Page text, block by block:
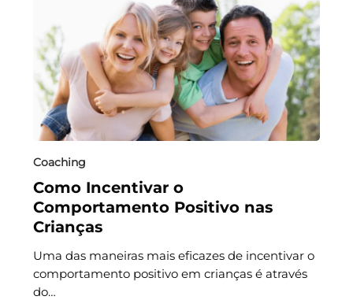
Coaching
Como Incentivar o
Comportamento Positivo nas
Crianças
Uma das maneiras mais eficazes de incentivar o
comportamento positivo em crianças é através
do…